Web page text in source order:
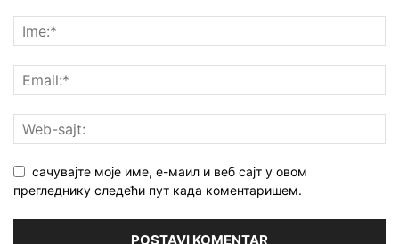
сачувајте моје име, е-маил и веб сајт у овом
прегледнику следећи пут када коментаришем.